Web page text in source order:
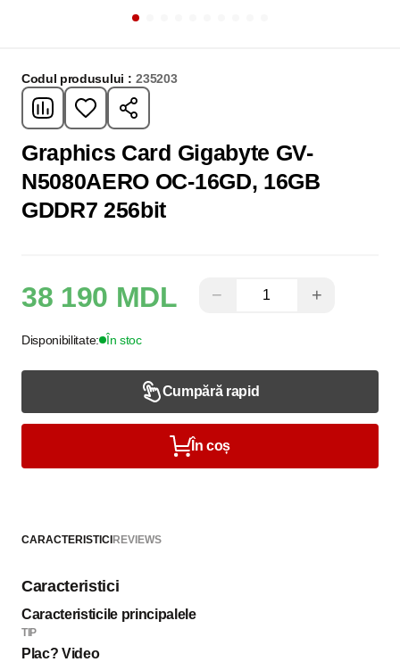
Codul produsului : 235203
Graphics Card Gigabyte GV-
N5080AERO OC-16GD, 16GB
GDDR7 256bit
38 190 MDL − +
Disponibilitate: În stoc
Cumpără rapid
În coș
CARACTERISTICIREVIEWS
Caracteristici
Caracteristicile principalele
TIP
Plac? Video